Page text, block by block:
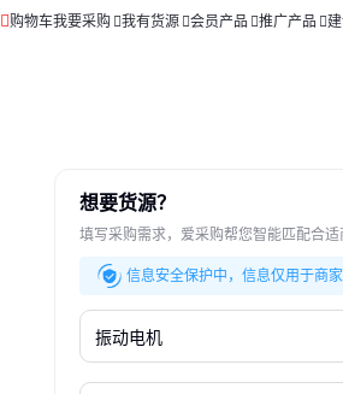
购物车我要采购 我有货源 会员产品 推广产品
想要货源？
填写采购需求，爱采购帮您智能匹配合适
信息安全保护中，信息仅用于商